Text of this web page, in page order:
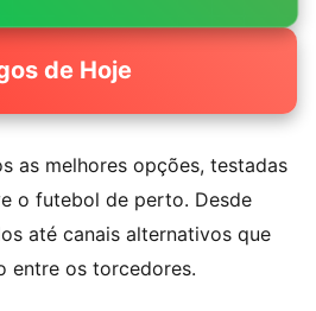
de Hoje
as melhores opções, testadas
o futebol de perto. Desde
até canais alternativos que
entre os torcedores.